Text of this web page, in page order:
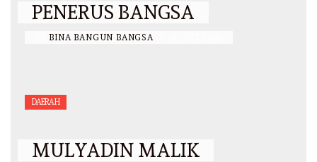
PENERUS BANGSA
BINA BANGUN BANGSA
DAERAH
MULYADIN MALIK